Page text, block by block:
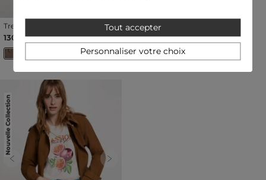
Trench long ceinturé
multicolore femme
130,00 €
Trench cintré ceinturé à
capuche vert kaki femme
120,00 €
Nouvelle Collection
Previous Next
Tout accepter
Personnaliser votre choix